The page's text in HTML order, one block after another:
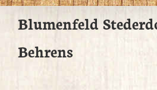
Blumenfeld
Behrens